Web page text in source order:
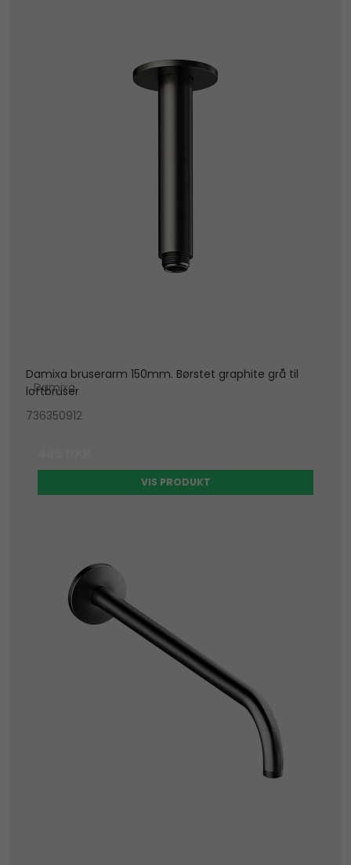
Damixa bruserarm 150mm. Børstet graphite grå til
loftbruser
Damixa
736350912
VIS PRODUKT